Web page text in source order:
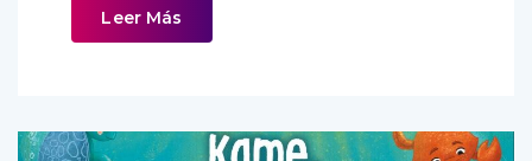
Leer Más